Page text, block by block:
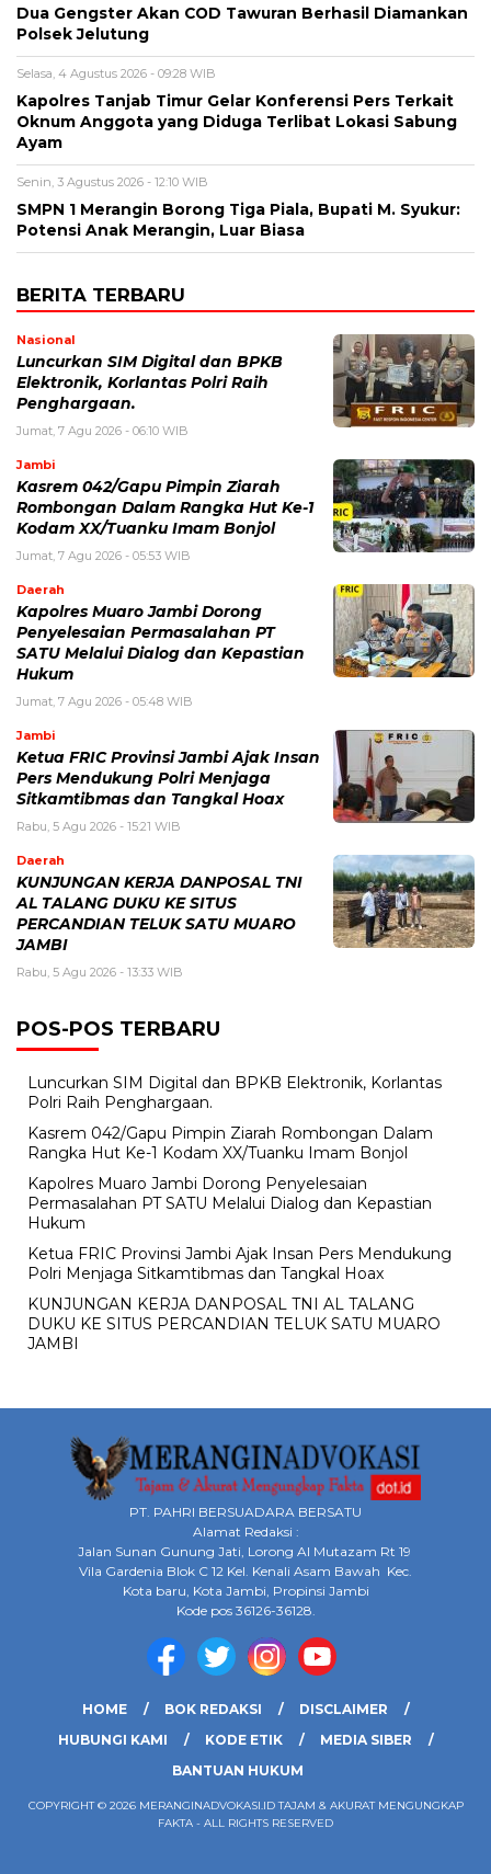
Dua Gengster Akan COD Tawuran Berhasil Diamankan
Polsek Jelutung
Selasa, 4 Agustus 2026 - 09:28 WIB
Kapolres Tanjab Timur Gelar Konferensi Pers Terkait
Oknum Anggota yang Diduga Terlibat Lokasi Sabung
Ayam
Senin, 3 Agustus 2026 - 12:10 WIB
SMPN 1 Merangin Borong Tiga Piala, Bupati M. Syukur:
Potensi Anak Merangin, Luar Biasa
BERITA TERBARU
Nasional
Luncurkan SIM Digital dan BPKB
Elektronik, Korlantas Polri Raih
Penghargaan.
Jumat, 7 Agu 2026 - 06:10 WIB
Jambi
Kasrem 042/Gapu Pimpin Ziarah
Rombongan Dalam Rangka Hut Ke-1
Kodam XX/Tuanku Imam Bonjol
Jumat, 7 Agu 2026 - 05:53 WIB
Daerah
Kapolres Muaro Jambi Dorong
Penyelesaian Permasalahan PT
SATU Melalui Dialog dan Kepastian
Hukum
Jumat, 7 Agu 2026 - 05:48 WIB
Jambi
Ketua FRIC Provinsi Jambi Ajak Insan
Pers Mendukung Polri Menjaga
Sitkamtibmas dan Tangkal Hoax
Rabu, 5 Agu 2026 - 15:21 WIB
Daerah
KUNJUNGAN KERJA DANPOSAL TNI
AL TALANG DUKU KE SITUS
PERCANDIAN TELUK SATU MUARO
JAMBI
Rabu, 5 Agu 2026 - 13:33 WIB
POS-POS TERBARU
Luncurkan SIM Digital dan BPKB Elektronik, Korlantas
Polri Raih Penghargaan.
Kasrem 042/Gapu Pimpin Ziarah Rombongan Dalam
Rangka Hut Ke-1 Kodam XX/Tuanku Imam Bonjol
Kapolres Muaro Jambi Dorong Penyelesaian
Permasalahan PT SATU Melalui Dialog dan Kepastian
Hukum
Ketua FRIC Provinsi Jambi Ajak Insan Pers Mendukung
Polri Menjaga Sitkamtibmas dan Tangkal Hoax
KUNJUNGAN KERJA DANPOSAL TNI AL TALANG
DUKU KE SITUS PERCANDIAN TELUK SATU MUARO
JAMBI
PT. PAHRI BERSUADARA BERSATU
Alamat Redaksi :
Jalan Sunan Gunung Jati, Lorong Al Mutazam Rt 19
Vila Gardenia Blok C 12 Kel. Kenali Asam Bawah Kec.
Kota baru, Kota Jambi, Propinsi Jambi
Kode pos 36126-36128.
HOME BOK REDAKSI
DISCLAIMER
HUBUNGI KAMI
KODE ETIK
MEDIA SIBER
BANTUAN HUKUM
COPYRIGHT © 2026 MERANGINADVOKASI.ID TAJAM & AKURAT MENGUNGKAP
FAKTA - ALL RIGHTS RESERVED